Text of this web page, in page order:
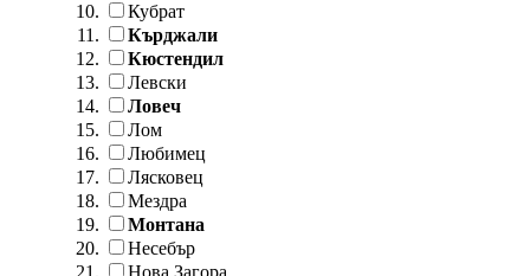
Кубрат
Кърджали
Кюстендил
Левски
Ловеч
Лом
Любимец
Лясковец
Мездра
Монтана
Несебър